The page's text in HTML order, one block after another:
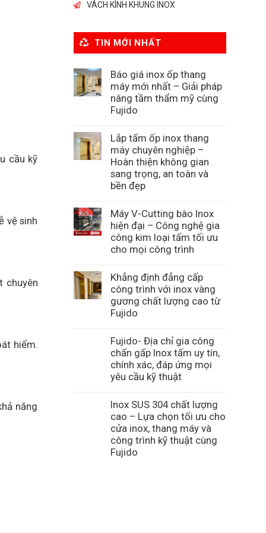
cầu kỹ
vệ sinh
chuyên
hiểm.
năng
VÁCH KÍNH KHUNG INOX
TIN MỚI NHẤT
Báo giá inox ốp thang
máy mới nhất – Giải pháp
nâng tầm thẩm mỹ cùng
Fujido
Lắp tấm ốp inox thang
máy chuyên nghiệp –
Hoàn thiện không gian
sang trọng, an toàn và
bền đẹp
Máy V-Cutting bào Inox
hiện đại – Công nghệ gia
công kim loại tấm tối ưu
cho mọi công trình
Khẳng định đẳng cấp
công trình với inox vàng
gương chất lượng cao từ
Fujido
Fujido- Địa chỉ gia công
chấn gấp Inox tấm uy tín,
chính xác, đáp ứng mọi
yêu cầu kỹ thuật
Inox SUS 304 chất lượng
cao – Lựa chọn tối ưu cho
cửa inox, thang máy và
công trình kỹ thuật cùng
Fujido